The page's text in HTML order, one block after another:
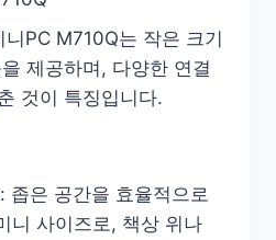
니PC M710Q는 작은 크기
제공하며, 다양한 연결
것이 특징입니다.
: 좁은 공간을 효율적으로
니 사이즈로, 책상 위나